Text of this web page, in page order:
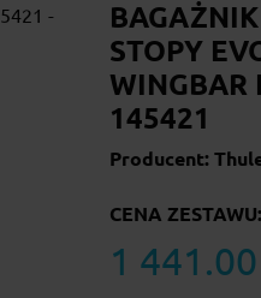
STOPY
WINGBAR
145421
Producent:
CENA ZESTAWU:
1 441.00